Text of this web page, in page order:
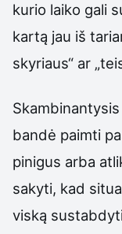
kurio laiko gali
kartą jau iš
skyriaus“ ar
bandė paimti
pinigus arba
sakyti, kad
viską